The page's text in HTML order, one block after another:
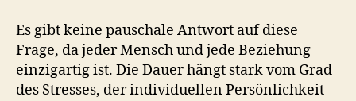
Es gibt keine pauschale Antwort auf diese
Frage, da jeder Mensch und jede Beziehung
einzigartig ist. Die Dauer hängt stark vom Grad
des Stresses, der individuellen Persönlichkeit